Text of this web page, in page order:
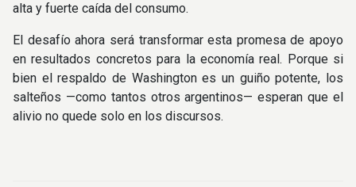
alta y fuerte caída del consumo.
El desafío ahora será transformar esta promesa de apoyo
en resultados concretos para la economía real. Porque si
bien el respaldo de Washington es un guiño potente, los
salteños —como tantos otros argentinos— esperan que el
alivio no quede solo en los discursos.